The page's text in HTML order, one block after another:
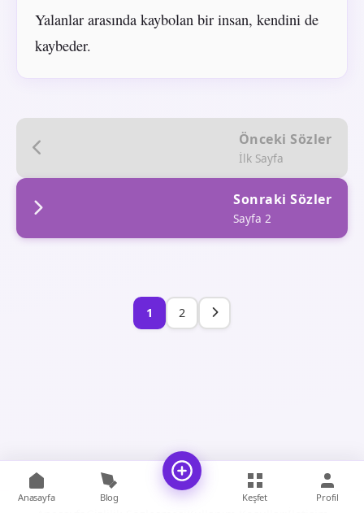
Yalanlar arasında kaybolan bir insan, kendini de
kaybeder.
Önceki Sözler
İlk Sayfa
Sonraki Sözler
Sayfa 2
1 2
Anasayfa Blog Keşfet Profil